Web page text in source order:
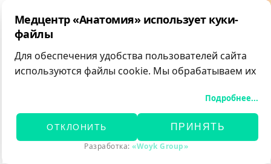
Медцентр «Анатомия» использует куки-
файлы
Для обеспечения удобства пользователей сайта
используются файлы cookie. Мы обрабатываем их
Вы можете принять все файлы cookie, отклонить
необязательные или самостоятельно настроить
категории обрабатываемых данных.
Подробнее...
ПРИНЯТЬ
ОТКЛОНИТЬ
Разработка:«Woyk Group»